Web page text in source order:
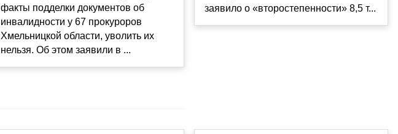
факты подделки документов об
инвалидности у 67 прокуроров
Хмельницкой области, уволить их
нельзя. Об этом заявили в ...
заявило о «второстепенности» 8,5 т...